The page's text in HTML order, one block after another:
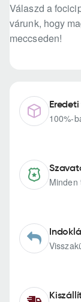
Válaszd a
várunk, hogy
meccseden!
100%-
Minden